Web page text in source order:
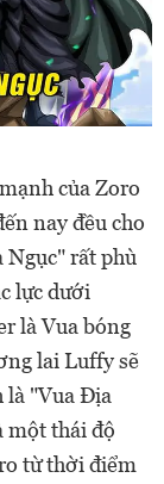
của Zoro
nay đều cho
Ngục" rất phù
lực dưới
là Vua bóng
lai Luffy sẽ
là "Vua Địa
một thái độ
từ thời điểm